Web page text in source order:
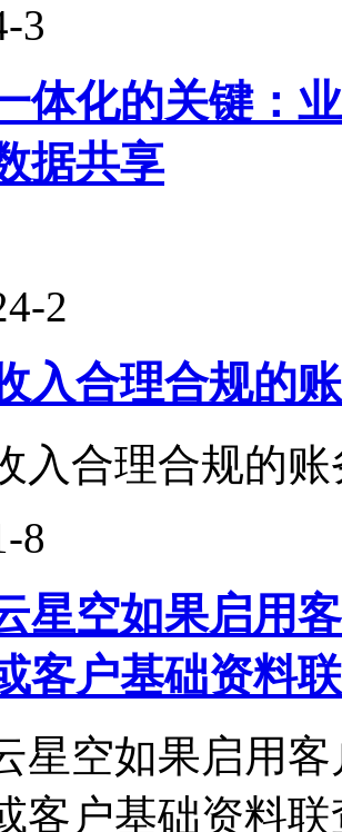
3
体化的关键：
据共享
2
入合理合规的
入合理合规的
8
星空如果启用
客户基础资料
星空如果启用
客户基础资料